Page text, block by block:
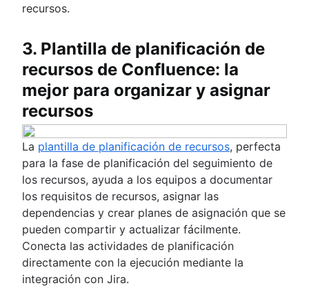
recursos.
3. Plantilla de planificación de
recursos de Confluence: la
mejor para organizar y asignar
recursos
La plantilla de planificación de recursos, perfecta
para la fase de planificación del seguimiento de
los recursos, ayuda a los equipos a documentar
los requisitos de recursos, asignar las
dependencias y crear planes de asignación que se
pueden compartir y actualizar fácilmente.
Conecta las actividades de planificación
directamente con la ejecución mediante la
integración con Jira.